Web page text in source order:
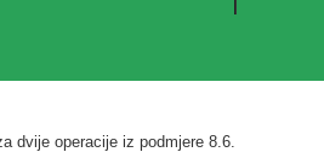
dvije operacije iz podmjere 8.6.